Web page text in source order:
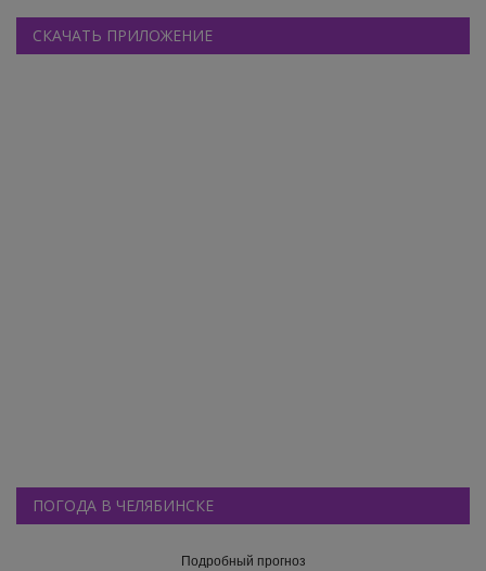
СКАЧАТЬ ПРИЛОЖЕНИЕ
ПОГОДА В ЧЕЛЯБИНСКЕ
Подробный прогноз